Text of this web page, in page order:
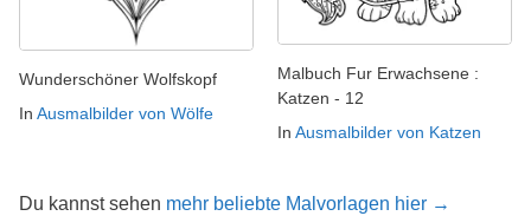
Wunderschöner Wolfskopf
In Ausmalbilder von Wölfe
Malbuch Fur Erwachsene :
Katzen - 12
In Ausmalbilder von Katzen
Du kannst sehen mehr beliebte Malvorlagen hier →